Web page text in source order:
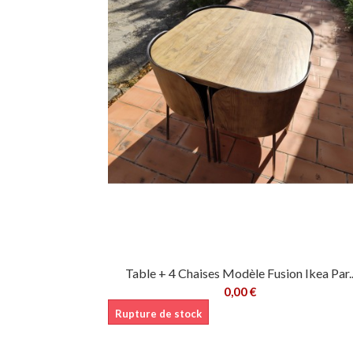
Table + 4 Chaises Modèle Fusion Ikea
0,00 €
Rupture de stock